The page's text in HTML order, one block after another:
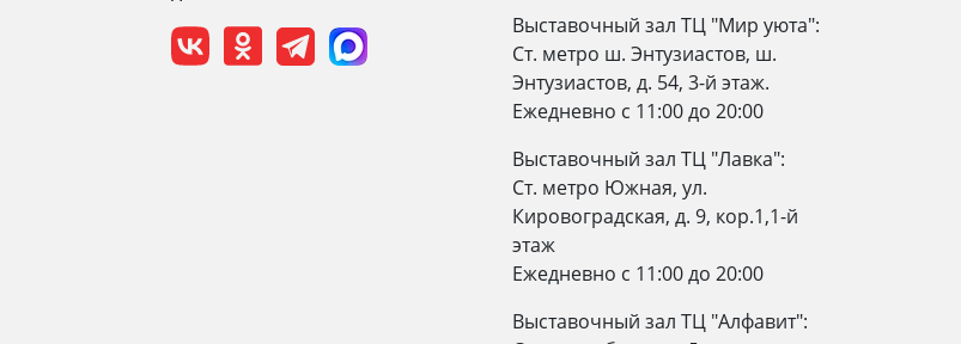
Выставочный зал ТЦ "Мир уюта":
Ст. метро ш. Энтузиастов, ш.
Энтузиастов, д. 54, 3-й этаж.
Ежедневно c 11:00 до 20:00
Выставочный зал ТЦ "Лавка":
Ст. метро Южная, ул.
Кировоградская, д. 9, кор.1,1-й
этаж
Ежедневно c 11:00 до 20:00
Выставочный зал ТЦ "Алфавит":